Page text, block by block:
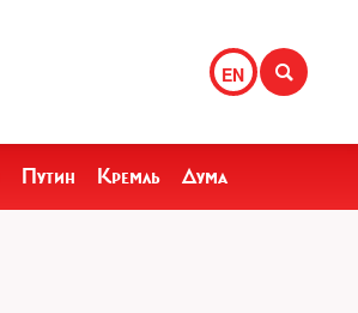
EN
Путин Кремль Дума